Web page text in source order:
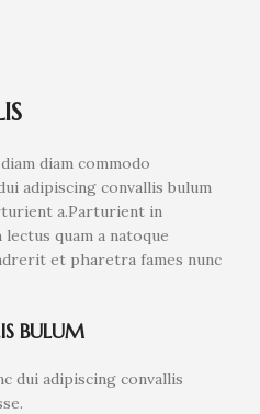
diam commodo
adipiscing convallis bulum
a.Parturient in
quam a natoque
et pharetra fames nunc
BULUM
dui adipiscing convallis